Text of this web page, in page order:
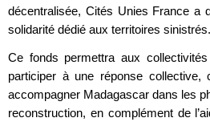
décentralisée, Cités Unies France a
solidarité dédié aux territoires sinistrés.
Ce fonds permettra aux
participer à une réponse collective,
accompagner Madagascar dans les
reconstruction, en complément de